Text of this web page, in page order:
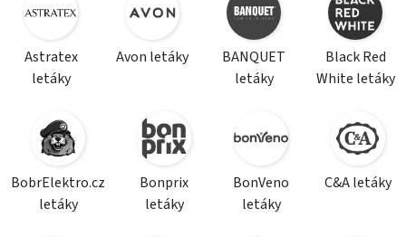
Astratex
letáky
Avon letáky
BANQUET
letáky
Black Red
White letáky
BobrElektro.cz
letáky
Bonprix
letáky
BonVeno
letáky
C&A letáky